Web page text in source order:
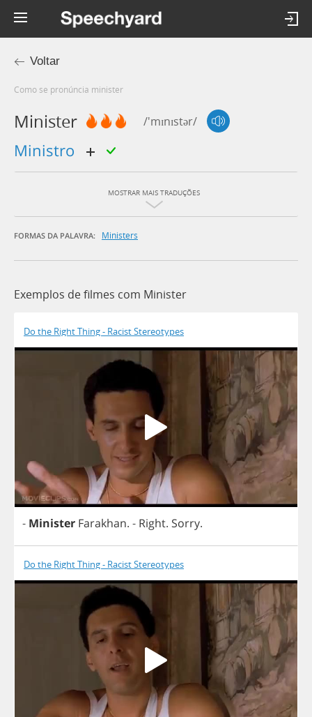
Voltar
Como se pronúncia minister
Minister /'mɪnɪstər/
ministro
MOSTRAR MAIS TRADUÇÕES
FORMAS DA PALAVRA: Ministers
Exemplos de filmes com Minister
Do the Right Thing - Racist Stereotypes
- Minister Farakhan. - Right. Sorry.
Do the Right Thing - Racist Stereotypes